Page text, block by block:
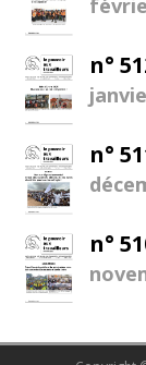
n°
n°
n°